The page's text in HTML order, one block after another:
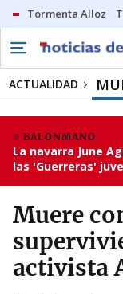
Tormenta Alloz
ACTUALIDAD
BALONMANO
La navarra June
las 'Guerreras'
Muere
activista